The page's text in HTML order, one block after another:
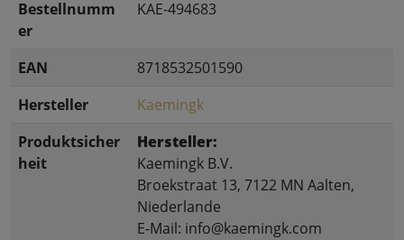
Bestellnumm
er
KAE-494683
EAN
8718532501590
Hersteller
Kaemingk
Produktsicher
heit
Hersteller:
Kaemingk B.V.
Broekstraat 13, 7122 MN Aalten,
Niederlande
E-Mail: info@kaemingk.com